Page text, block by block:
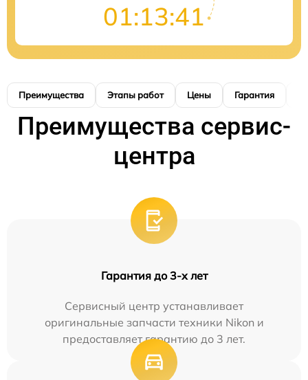
01:13:40
Преимущества Этапы работ Цены Гарантия
Преимущества сервис-
центра
Гарантия до 3-х лет
Сервисный центр устанавливает
оригинальные запчасти техники Nikon и
предоставляет гарантию до 3 лет.